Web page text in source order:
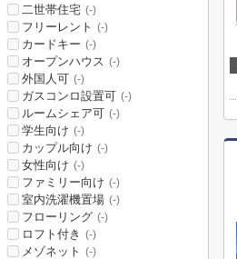
二世帯住宅 (-)
フリーレント (-)
カードキー (-)
オープンハウス (-)
外国人可 (-)
ガスコンロ設置可 (-)
ルームシェア可 (-)
学生向け (-)
カップル向け (-)
女性向け (-)
ファミリー向け (-)
室内洗濯機置場 (-)
フローリング (-)
ロフト付き (-)
メゾネット (-)